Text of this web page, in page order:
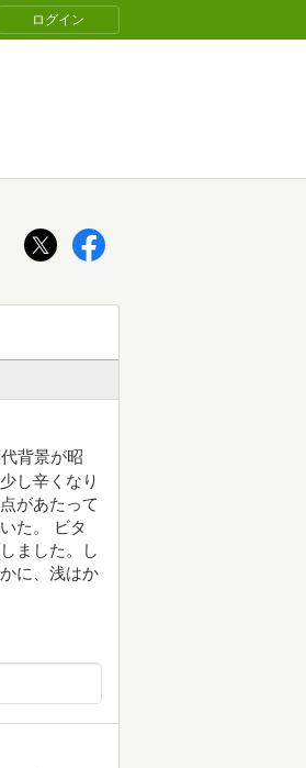
ログイン
背景が昭
し辛くなり
があたって
た。 ビタ
ました。し
に、浅はか